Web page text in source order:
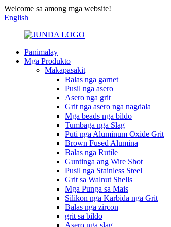
Welcome sa among mga website!
English
Panimalay
Mga Produkto
Makapasakit
Balas nga garnet
Pusil nga asero
Asero nga grit
Grit nga asero nga nagdala
Mga beads nga bildo
Tumbaga nga Slag
Puti nga Aluminum Oxide Grit
Brown Fused Alumina
Balas nga Rutile
Guntinga ang Wire Shot
Pusil nga Stainless Steel
Grit sa Walnut Shells
Mga Punga sa Mais
Silikon nga Karbida nga Grit
Balas nga zircon
grit sa bildo
Asero nga slag